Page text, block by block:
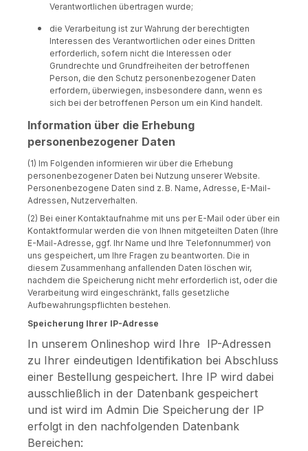
Verantwortlichen übertragen wurde;
die Verarbeitung ist zur Wahrung der berechtigten
Interessen des Verantwortlichen oder eines Dritten
erforderlich, sofern nicht die Interessen oder
Grundrechte und Grundfreiheiten der betroffenen
Person, die den Schutz personenbezogener Daten
erfordern, überwiegen, insbesondere dann, wenn es
sich bei der betroffenen Person um ein Kind handelt.
Information über die Erhebung
personenbezogener Daten
(1) Im Folgenden informieren wir über die Erhebung
personenbezogener Daten bei Nutzung unserer Website.
Personenbezogene Daten sind z. B. Name, Adresse, E-Mail-
Adressen, Nutzerverhalten.
(2) Bei einer Kontaktaufnahme mit uns per E-Mail oder über ein
Kontaktformular werden die von Ihnen mitgeteilten Daten (Ihre
E-Mail-Adresse, ggf. Ihr Name und Ihre Telefonnummer) von
uns gespeichert, um Ihre Fragen zu beantworten. Die in
diesem Zusammenhang anfallenden Daten löschen wir,
nachdem die Speicherung nicht mehr erforderlich ist, oder die
Verarbeitung wird eingeschränkt, falls gesetzliche
Aufbewahrungspflichten bestehen.
Speicherung Ihrer IP-Adresse
In unserem Onlineshop wird Ihre IP-Adressen
zu Ihrer eindeutigen Identifikation bei Abschluss
einer Bestellung gespeichert. Ihre IP wird dabei
ausschließlich in der Datenbank gespeichert
und ist wird im Admin Die Speicherung der IP
erfolgt in den nachfolgenden Datenbank
Bereichen: